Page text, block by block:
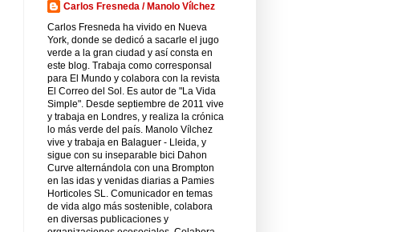
Carlos Fresneda / Manolo Vílchez
Carlos Fresneda ha vivido en Nueva
York, donde se dedicó a sacarle el jugo
verde a la gran ciudad y así consta en
este blog. Trabaja como corresponsal
para El Mundo y colabora con la revista
El Correo del Sol. Es autor de "La Vida
Simple". Desde septiembre de 2011 vive
y trabaja en Londres, y realiza la crónica
lo más verde del país. Manolo Vílchez
vive y trabaja en Balaguer - Lleida, y
sigue con su inseparable bici Dahon
Curve alternándola con una Brompton
en las idas y venidas diarias a Pamies
Horticoles SL. Comunicador en temas
de vida algo más sostenible, colabora
en diversas publicaciones y